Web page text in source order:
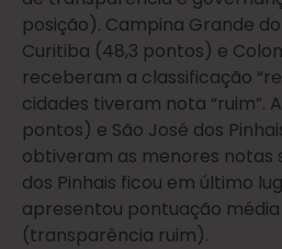
posição). Campina Grande
Curitiba (48,3 pontos) e
receberam a classificação
cidades tiveram nota “ruim”.
pontos) e São José dos
obtiveram as menores notas
dos Pinhais ficou em último
apresentou pontuação
(transparência ruim).